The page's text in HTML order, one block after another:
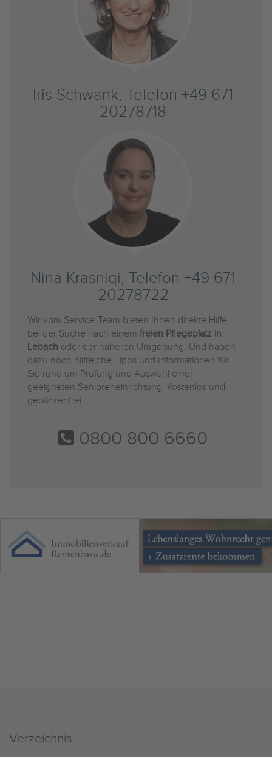
Iris Schwank, Telefon +49 671
20278718
Nina Krasniqi, Telefon +49 671
20278722
Wir vom Service-Team bieten Ihnen direkte Hilfe
bei der Suche nach einem freien Pflegeplatz in
Lebach oder der näheren Umgebung. Und haben
dazu noch hilfreiche Tipps und Informationen für
Sie rund um Prüfung und Auswahl einer
geeigneten Senioreneinrichtung. Kostenlos und
gebührenfrei.
0800 800 6660
Verzeichnis